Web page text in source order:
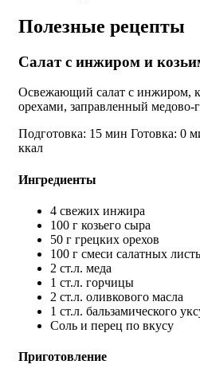
Полезные рецепты
Салат с инжиром и
Освежающий салат с инжиром,
орехами, заправленный медово-
Подготовка: 15 мин Готовка: 0
ккал
Ингредиенты
4 свежих инжира
100 г козьего сыра
50 г грецких орехов
100 г смеси салатных
2 ст.л. меда
1 ст.л. горчицы
2 ст.л. оливкового масла
1 ст.л. бальзамического
Соль и перец по вкусу
Приготовление